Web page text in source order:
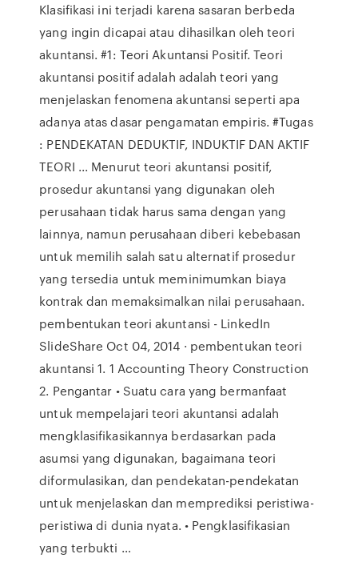
Klasifikasi ini terjadi karena sasaran berbeda
yang ingin dicapai atau dihasilkan oleh teori
akuntansi. #1: Teori Akuntansi Positif. Teori
akuntansi positif adalah adalah teori yang
menjelaskan fenomena akuntansi seperti apa
adanya atas dasar pengamatan empiris. #Tugas
: PENDEKATAN DEDUKTIF, INDUKTIF DAN AKTIF
TEORI ... Menurut teori akuntansi positif,
prosedur akuntansi yang digunakan oleh
perusahaan tidak harus sama dengan yang
lainnya, namun perusahaan diberi kebebasan
untuk memilih salah satu alternatif prosedur
yang tersedia untuk meminimumkan biaya
kontrak dan memaksimalkan nilai perusahaan.
pembentukan teori akuntansi - LinkedIn
SlideShare Oct 04, 2014 · pembentukan teori
akuntansi 1. 1 Accounting Theory Construction
2. Pengantar • Suatu cara yang bermanfaat
untuk mempelajari teori akuntansi adalah
mengklasifikasikannya berdasarkan pada
asumsi yang digunakan, bagaimana teori
diformulasikan, dan pendekatan-pendekatan
untuk menjelaskan dan memprediksi peristiwa-
peristiwa di dunia nyata. • Pengklasifikasian
yang terbukti …